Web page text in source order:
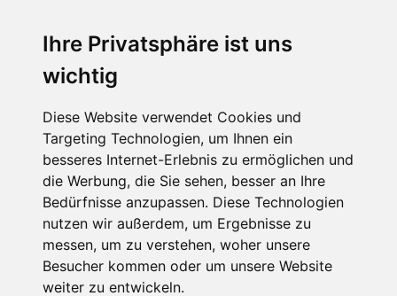
Ihre Privatsphäre ist uns
wichtig
Diese Website verwendet Cookies und
Targeting Technologien, um Ihnen ein
besseres Internet-Erlebnis zu ermöglichen und
die Werbung, die Sie sehen, besser an Ihre
Bedürfnisse anzupassen. Diese Technologien
nutzen wir außerdem, um Ergebnisse zu
messen, um zu verstehen, woher unsere
Besucher kommen oder um unsere Website
weiter zu entwickeln.
Die richtige Schraube für Gipskarton
Gipskartonplatten an der Decke befestigen
Ein Trick wie man die auch allein an die Decke
bekommt.
LINKS:
Impressum
Rolf Wacker